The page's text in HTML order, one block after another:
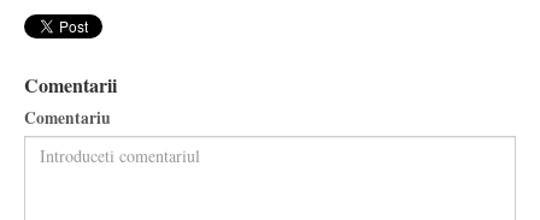
Comentarii
Comentariu